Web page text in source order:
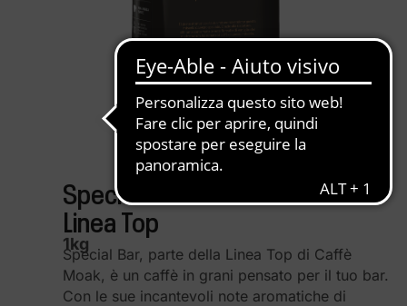
Special bar
Linea Top
1kg
Special Bar, parte della Linea Top di Caffè
Moak, è un caffè in grani pensato per il tuo bar.
Con le sue incantevoli note aromatiche di